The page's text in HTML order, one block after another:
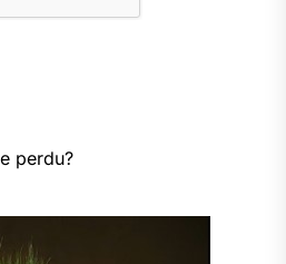
perdu?